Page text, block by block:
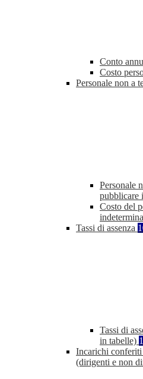
Conto
Costo
Personale non a
Personale
pubblicare
Costo del
Tassi di assenza
Tassi di
in tabelle)
Incarichi
(dirigenti e non